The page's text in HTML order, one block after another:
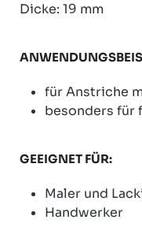
Dicke: 19 mm
für Anstriche
besonders für
GEEIGNET FÜR:
Maler und
Handwerker